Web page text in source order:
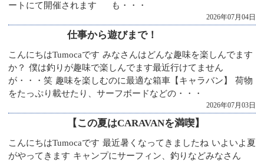
ートにて開催されます も・・・
2026年07月04日
仕事から遊びまで！
こんにちはTumocaです みなさんはどんな趣味を楽しんでます
か？ 僕は釣りが趣味で楽しんでます最近行けてません
が・・・笑 趣味を楽しむのに最適な箱車【キャラバン】 荷物
をたっぷり載せたり、サーフボードなどの・・・
2026年07月03日
【この夏はCARAVANを満喫】
こんにちはTumocaです 最近暑くなってきましたね いよいよ夏
がやってきます キャンプにサーフィン、釣りなどみなさん